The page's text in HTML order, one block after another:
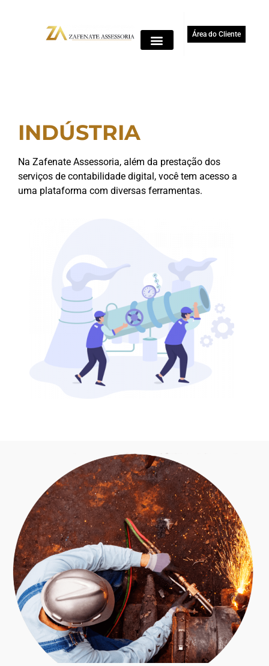
Área do Cliente
INDÚSTRIA
Na Zafenate Assessoria, além da prestação dos
serviços de contabilidade digital, você tem acesso a
uma plataforma com diversas ferramentas.